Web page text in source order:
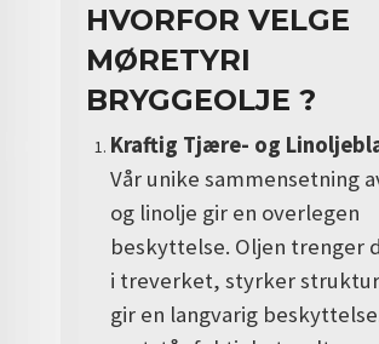
HVORFOR VELGE
MØRETYRI
BRYGGEOLJE ?
Kraftig Tjære- og
Vår unike sammensetning
og linolje gir en overlegen
beskyttelse. Oljen trenger
i treverket, styrker
gir en langvarig